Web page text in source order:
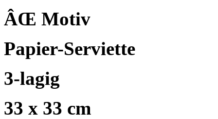
ÂŒ Motiv
Papier-Serviette
3-lagig
33 x 33 cm